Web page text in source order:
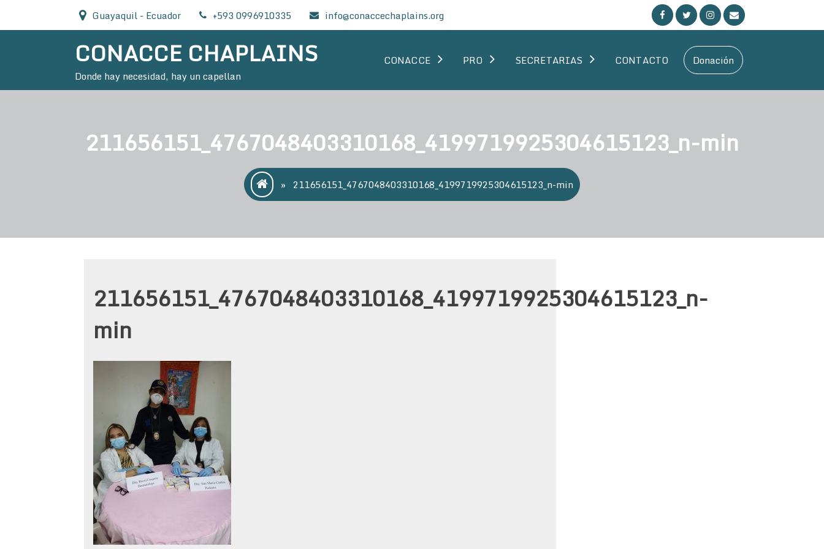
content
Guayaquil - Ecuador +593 0996910335 info@conaccechaplains.org
CONACCE CHAPLAINS
Donde hay necesidad, hay un capellan
CONACCE PRO SECRETARIAS CONTACTO Donación
211656151_4767048403310168_4199719925304615123_n-min
» 211656151_4767048403310168_4199719925304615123_n-min
211656151_4767048403310168_4199719925304615123_n-
min